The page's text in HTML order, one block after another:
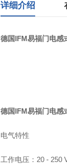
详细介绍
德国IFM易福门电感
德国IFM易福门电感
电气特性
工作电压：20 - 250